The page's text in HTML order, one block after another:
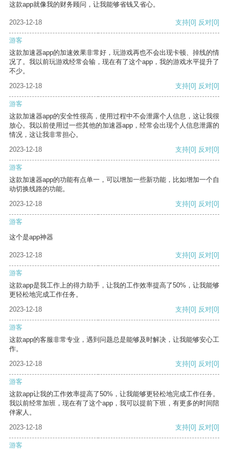
这款app就像我的财务顾问，让我能够省钱又省心。
2023-12-18 支持[0] 反对[0]
游客
这款加速器app的加速效果非常好，玩游戏再也不会出现卡顿、掉线的情
况了。我以前玩游戏经常会输，现在有了这个app，我的游戏水平提升了
不少。
2023-12-18
支持[0] 反对[0]
游客
这款加速器app的安全性很高，使用过程中不会泄露个人信息，这让我很
放心。我以前使用过一些其他的加速器app，经常会出现个人信息泄露的
情况，这让我非常担心。
2023-12-18
支持[0] 反对[0]
游客
这款加速器app的功能有点单一，可以增加一些新功能，比如增加一个自
动切换线路的功能。
2023-12-18
支持[0] 反对[0]
游客
这个是app神器
2023-12-18 支持[0] 反对[0]
游客
这款app是我工作上的得力助手，让我的工作效率提高了50%，让我能够
更轻松地完成工作任务。
2023-12-18
支持[0] 反对[0]
游客
这款app的客服非常专业，遇到问题总是能够及时解决，让我能够安心工
作。
2023-12-18
支持[0] 反对[0]
游客
这款app让我的工作效率提高了50%，让我能够更轻松地完成工作任务。
我以前经常加班，现在有了这个app，我可以提前下班，有更多的时间陪
伴家人。
2023-12-18
支持[0] 反对[0]
游客